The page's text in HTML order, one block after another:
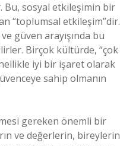
Bu, sosyal etkileşimin bir
“toplumsal etkileşim”dir.
güven arayışında bu
Birçok kültürde, “çok
iyi bir işaret olarak
sahip olmanın
gereken önemli bir
ve değerlerin, bireylerin